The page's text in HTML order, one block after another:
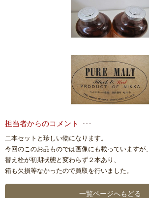
担当者からのコメント
二本セットと珍しい物になります。
今回のこのお品ものでは画像にも載っていますが、
替え栓が初期状態と変わらず２本あり、
箱も欠損等なかったので買取を行いました。
一覧ページへもどる